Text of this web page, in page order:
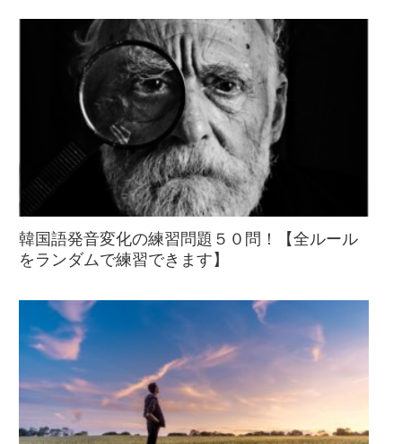
韓国語発音変化の練習問題５０問！【全ルール
をランダムで練習できます】